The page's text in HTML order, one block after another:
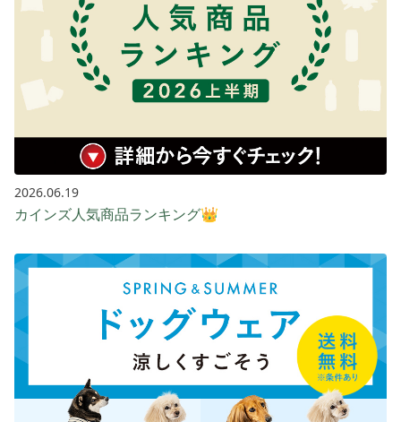
2026.06.19
カインズ人気商品ランキング👑